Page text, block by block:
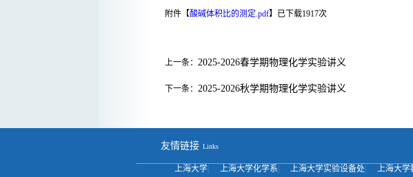
附件【酸碱体积比的测定.pdf】已下载1917次
上一条： 2025-2026春学期物理化学实验讲义
下一条： 2025-2026秋学期物理化学实验讲义
友情链接 Links
上海大学| 上海大学化学系 上海大学实验设备处 上海大学